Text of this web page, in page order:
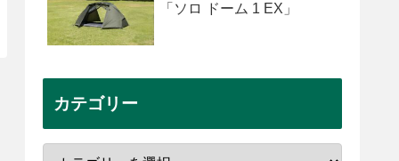
「ソロ ドーム 1 EX」
カテゴリー